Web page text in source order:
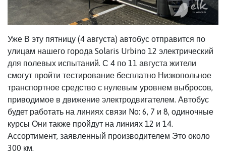
Уже В эту пятницу (4 августа) автобус отправится по
улицам нашего города Solaris Urbino 12 электрический
для полевых испытаний. С 4 по 11 августа жители
смогут пройти тестирование бесплатно Низкопольное
транспортное средство с нулевым уровнем выбросов,
приводимое в движение электродвигателем. Автобус
будет работать на линиях связи No: 6, 7 и 8, одиночные
курсы Они также пройдут на линиях 12 и 14.
Ассортимент, заявленный производителем Это около
300 км.